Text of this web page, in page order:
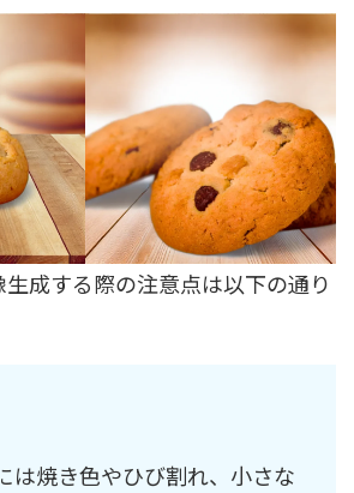
成する際の注意点は以下の通り
は焼き色やひび割れ、小さな